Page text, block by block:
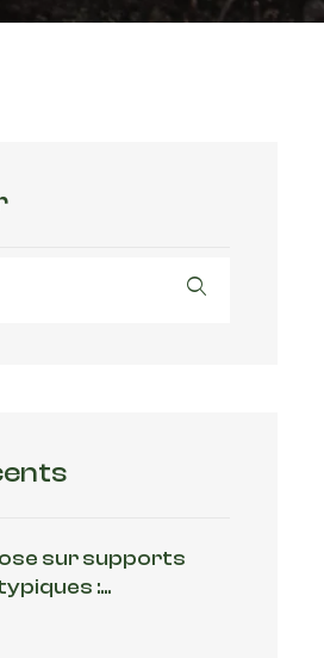
sur supports
:...